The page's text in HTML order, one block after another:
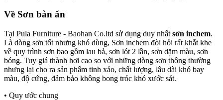
Về Sơn bàn ăn
Tại Pula Furniture - Baohan Co.ltd sử dụng duy nhất sơn inchem.
Là dòng sơn tốt nhưng khó dùng, Sơn inchem đòi hỏi rất khắt khe
về quy trình sơn bao gồm lau bả, sơn lót 2 lần, sơn dặm màu, sơn
bóng. Tuy giá thành hơi cao so với những dòng sơn thông thường
nhưng lại cho ra sản phẩm tinh xảo, chất lượng, lâu dài khó bay
màu, độ cứng, đảm bảo không bong tróc khó xước sát.
• Quy ước chung